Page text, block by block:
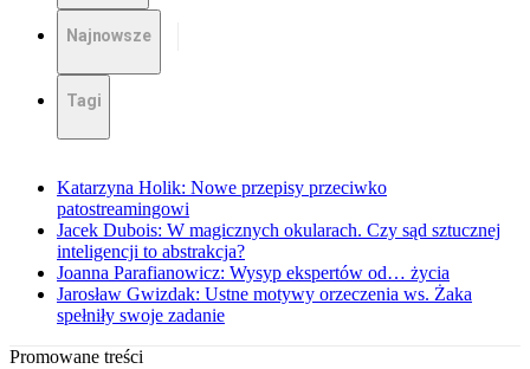
Najnowsze
Tagi
Katarzyna Holik: Nowe przepisy przeciwko
patostreamingowi
Jacek Dubois: W magicznych okularach. Czy sąd sztucznej
inteligencji to abstrakcja?
Joanna Parafianowicz: Wysyp ekspertów od… życia
Jarosław Gwizdak: Ustne motywy orzeczenia ws. Żaka
spełniły swoje zadanie
Promowane treści